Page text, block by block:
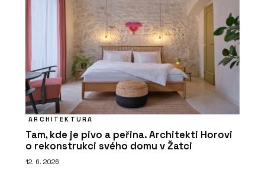
ARCHITEKTURA
Tam, kde je pivo a peřina. Architekti Horovi
o rekonstrukci svého domu v Žatci
12. 6. 2026